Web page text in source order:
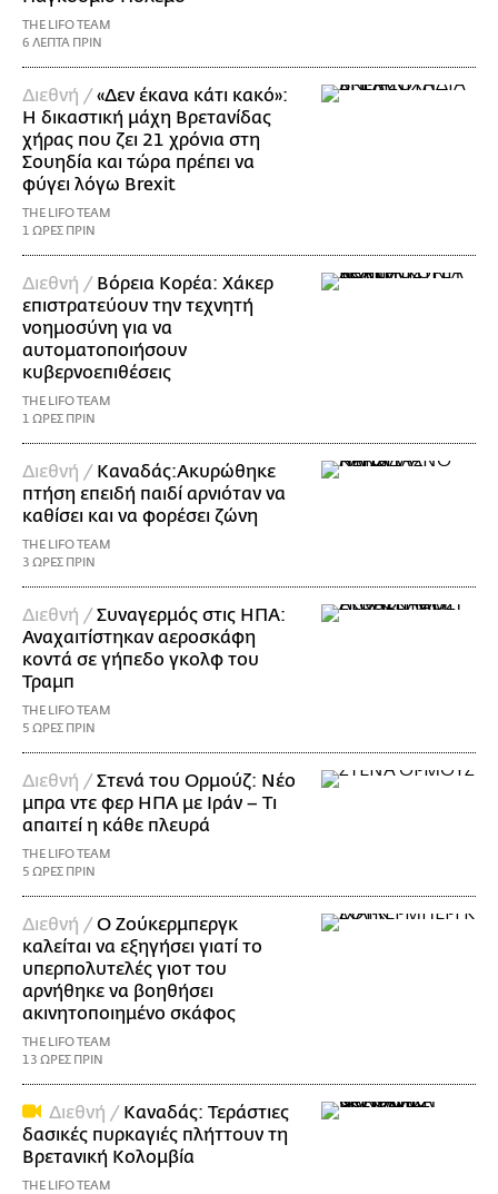
THE LIFO TEAM
6 ΛΕΠΤΑ ΠΡΙΝ
Διεθνή /«Δεν έκανα κάτι κακό»:
Η δικαστική μάχη Βρετανίδας
χήρας που ζει 21 χρόνια στη
Σουηδία και τώρα πρέπει να
φύγει λόγω Brexit
THE LIFO TEAM
1 ΩΡΕΣ ΠΡΙΝ
Διεθνή / Βόρεια Κορέα: Χάκερ
επιστρατεύουν την τεχνητή
νοημοσύνη για να
αυτοματοποιήσουν
κυβερνοεπιθέσεις
THE LIFO TEAM
1 ΩΡΕΣ ΠΡΙΝ
Διεθνή / Καναδάς:Ακυρώθηκε
πτήση επειδή παιδί αρνιόταν να
καθίσει και να φορέσει ζώνη
THE LIFO TEAM
3 ΩΡΕΣ ΠΡΙΝ
Διεθνή /Συναγερμός στις ΗΠΑ:
Αναχαιτίστηκαν αεροσκάφη
κοντά σε γήπεδο γκολφ του
Τραμπ
THE LIFO TEAM
5 ΩΡΕΣ ΠΡΙΝ
Διεθνή /Στενά του Ορμούζ: Νέο
μπρα ντε φερ ΗΠΑ με Ιράν – Τι
απαιτεί η κάθε πλευρά
THE LIFO TEAM
5 ΩΡΕΣ ΠΡΙΝ
Διεθνή /Ο Ζούκερμπεργκ
καλείται να εξηγήσει γιατί το
υπερπολυτελές γιοτ του
αρνήθηκε να βοηθήσει
ακινητοποιημένο σκάφος
THE LIFO TEAM
13 ΩΡΕΣ ΠΡΙΝ
Διεθνή / Καναδάς: Τεράστιες
δασικές πυρκαγιές πλήττουν τη
Βρετανική Κολομβία
THE LIFO TEAM